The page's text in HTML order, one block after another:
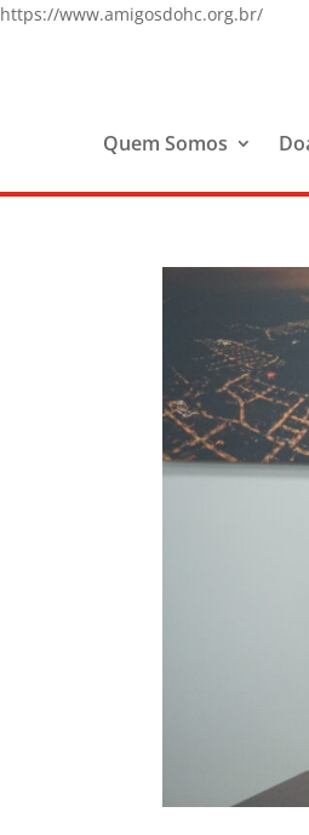
https://www.amigosdohc.org.br/
Quem Somos